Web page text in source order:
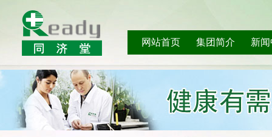
网站首页 集团简介 新